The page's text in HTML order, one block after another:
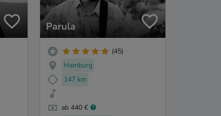
Parula
(45)
Hamburg
147 km
ab 440 €